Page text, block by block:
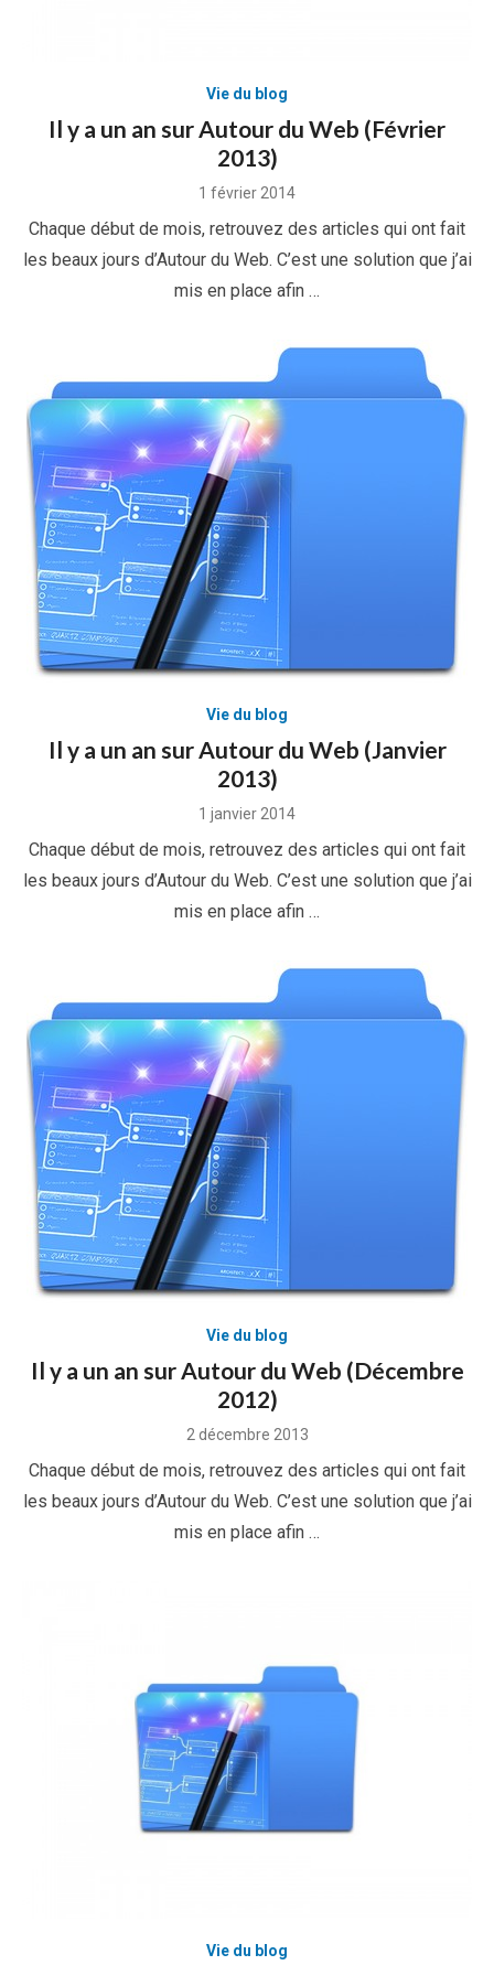
Vie du blog
Il y a un an sur Autour du Web (Février
2013)
Posted
1 février 2014
Chaque début de mois, retrouvez des articles qui ont fait
les beaux jours d’Autour du Web. C’est une solution que j’ai
mis en place afin …
Vie du blog
Il y a un an sur Autour du Web (Janvier
2013)
Posted
1 janvier 2014
Chaque début de mois, retrouvez des articles qui ont fait
les beaux jours d’Autour du Web. C’est une solution que j’ai
mis en place afin …
Vie du blog
Il y a un an sur Autour du Web (Décembre
2012)
Posted
2 décembre 2013
Chaque début de mois, retrouvez des articles qui ont fait
les beaux jours d’Autour du Web. C’est une solution que j’ai
mis en place afin …
Vie du blog